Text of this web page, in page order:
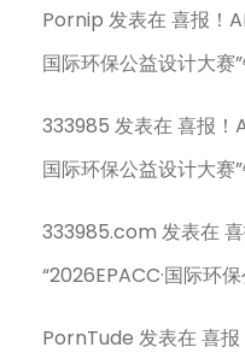
Pornip 发表在喜报！
国际环保公益设计大赛
333985 发表在喜报！
国际环保公益设计大赛
333985.com 发表在
“2026EPACC·国际环
PornTude 发表在喜